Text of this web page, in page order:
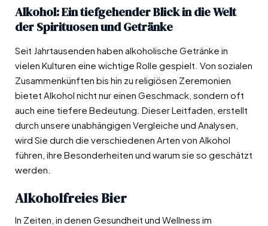
Alkohol: Ein tiefgehender Blick in die Welt
der Spirituosen und Getränke
Seit Jahrtausenden haben alkoholische Getränke in
vielen Kulturen eine wichtige Rolle gespielt. Von sozialen
Zusammenkünften bis hin zu religiösen Zeremonien
bietet Alkohol nicht nur einen Geschmack, sondern oft
auch eine tiefere Bedeutung. Dieser Leitfaden, erstellt
durch unsere unabhängigen Vergleiche und Analysen,
wird Sie durch die verschiedenen Arten von Alkohol
führen, ihre Besonderheiten und warum sie so geschätzt
werden.
Alkoholfreies Bier
In Zeiten, in denen Gesundheit und Wellness im